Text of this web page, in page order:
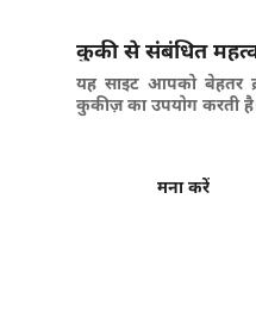
कुकी से संबंधित
यह साइट आपको बेहतर
कुकीज़ का उपयोग करती
मना करें